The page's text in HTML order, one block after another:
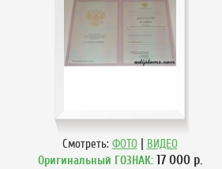
Смотреть: ФОТО | ВИДЕО
Оригинальный ГОЗНАК: 17 000р.